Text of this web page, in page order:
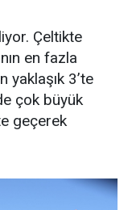
Çeltikte
en fazla
yaklaşık 3’te
çok büyük
geçerek